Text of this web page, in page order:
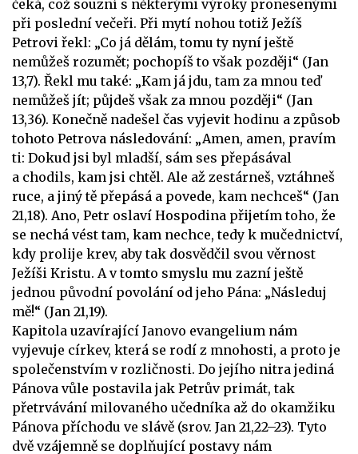
čeká, což souzní s některými výroky pronesenými
při poslední večeři. Při mytí nohou totiž Ježíš
Petrovi řekl: „Co já dělám, tomu ty nyní ještě
nemůžeš rozumět; pochopíš to však později“ (Jan
13,7). Řekl mu také: „Kam já jdu, tam za mnou teď
nemůžeš jít; půjdeš však za mnou později“ (Jan
13,36). Konečně nadešel čas vyjevit hodinu a způsob
tohoto Petrova následování: „Amen, amen, pravím
ti: Dokud jsi byl mladší, sám ses přepásával
a chodils, kam jsi chtěl. Ale až zestárneš, vztáhneš
ruce, a jiný tě přepásá a povede, kam nechceš“ (Jan
21,18). Ano, Petr oslaví Hospodina přijetím toho, že
se nechá vést tam, kam nechce, tedy k mučednictví,
kdy prolije krev, aby tak dosvědčil svou věrnost
Ježíši Kristu. A v tomto smyslu mu zazní ještě
jednou původní povolání od jeho Pána: „Následuj
mě!“ (Jan 21,19).
Kapitola uzavírající Janovo evangelium nám
vyjevuje církev, která se rodí z mnohosti, a proto je
společenstvím v rozličnosti. Do jejího nitra jediná
Pánova vůle postavila jak Petrův primát, tak
přetrvávání milovaného učedníka až do okamžiku
Pánova příchodu ve slávě (srov. Jan 21,22–23). Tyto
dvě vzájemně se doplňující postavy nám